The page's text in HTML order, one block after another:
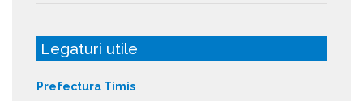
Legaturi utile
Prefectura Timis